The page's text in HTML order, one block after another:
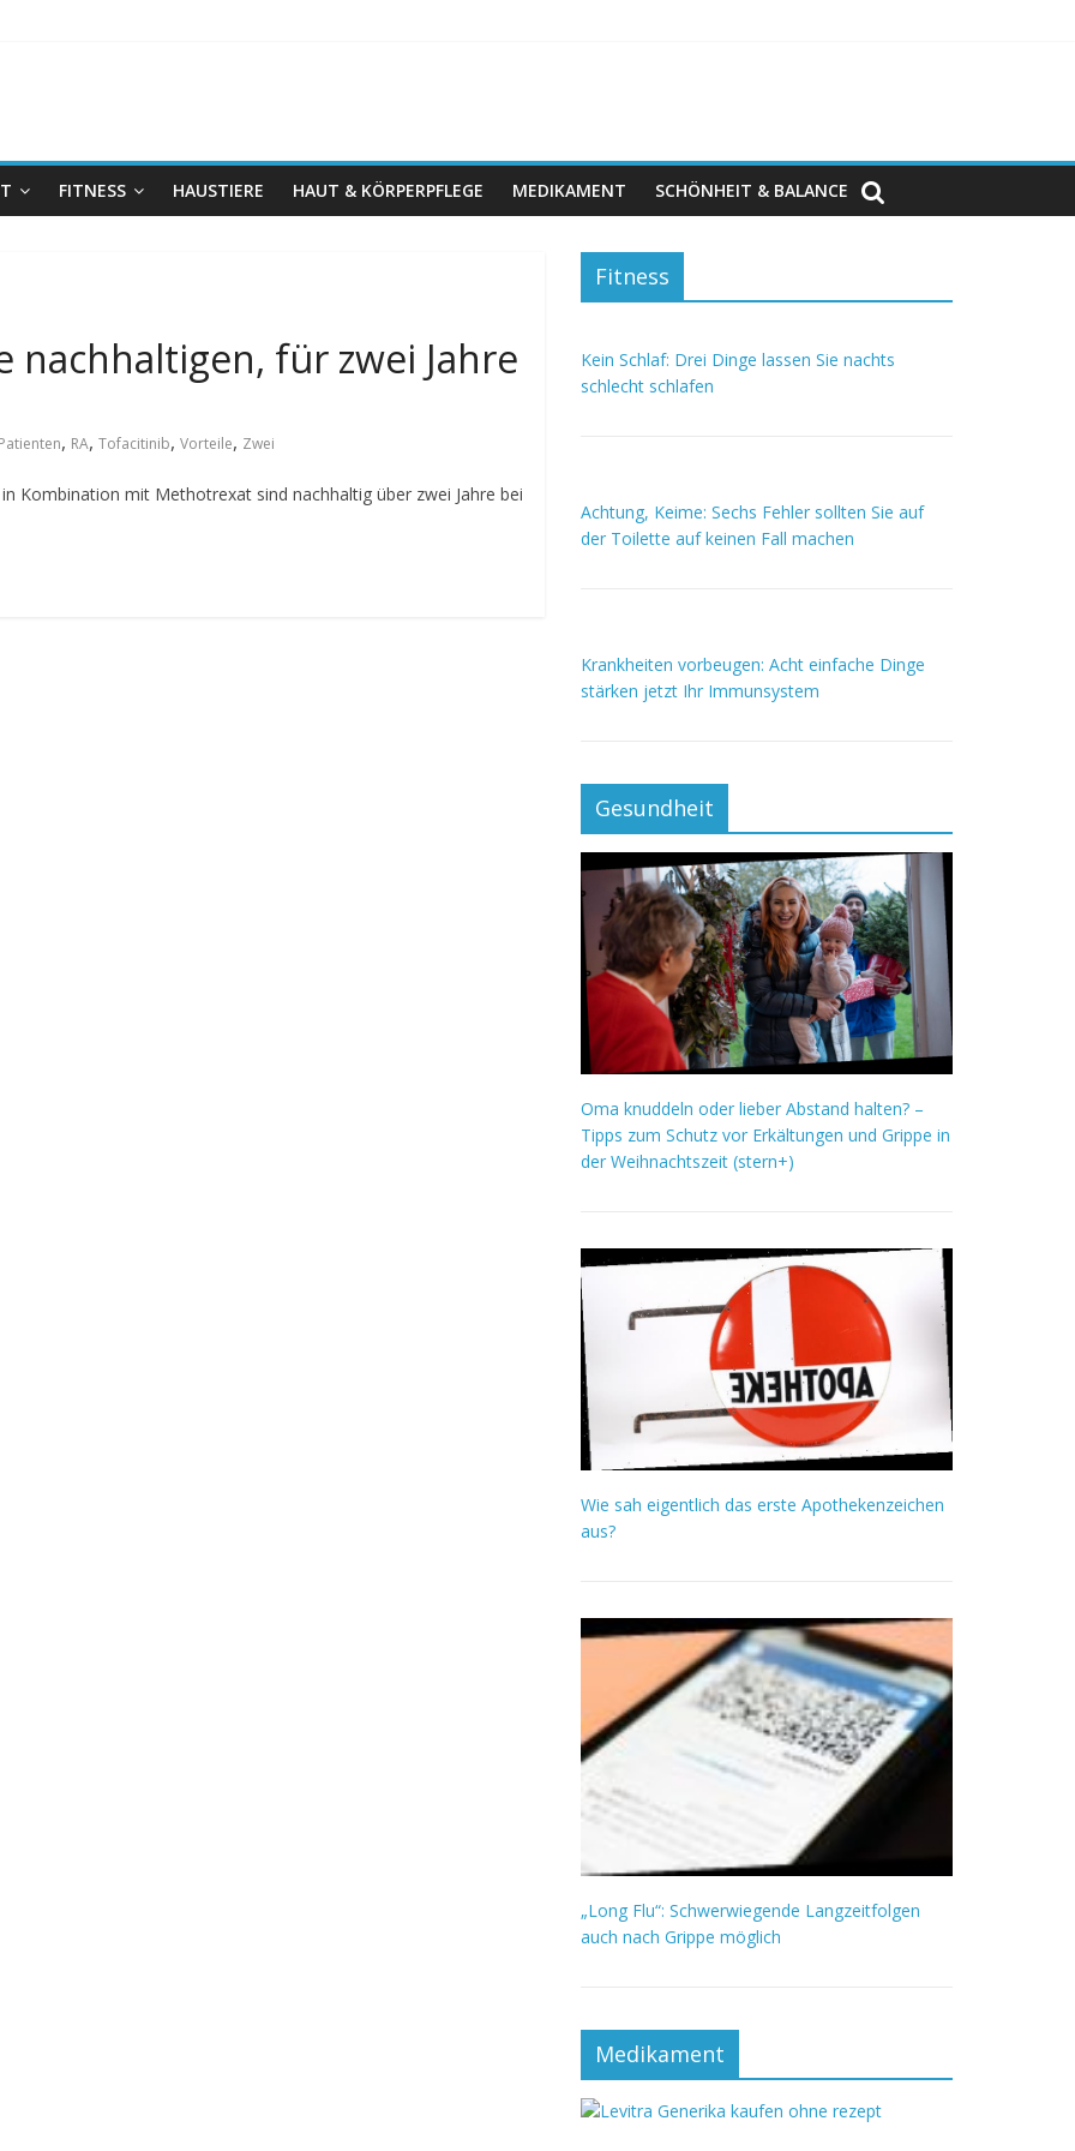
FITNESS HAUSTIERE HAUT & KÖRPERPFLEGE MEDIKAMENT SCHÖNHEIT & BALANCE
für zwei Jahre
Patienten, RA, Tofacitinib, Vorteile, Zwei
Kombination mit Methotrexat sind nachhaltig über zwei Jahre bei
Fitness
Kein Schlaf: Drei Dinge lassen Sie nachts
schlecht schlafen
Achtung, Keime: Sechs Fehler sollten Sie auf
der Toilette auf keinen Fall machen
Krankheiten vorbeugen: Acht einfache Dinge
stärken jetzt Ihr Immunsystem
Gesundheit
Oma knuddeln oder lieber Abstand halten? –
Tipps zum Schutz vor Erkältungen und Grippe in
der Weihnachtszeit (stern+)
Wie sah eigentlich das erste Apothekenzeichen
aus?
„Long Flu“: Schwerwiegende Langzeitfolgen
auch nach Grippe möglich
Medikament